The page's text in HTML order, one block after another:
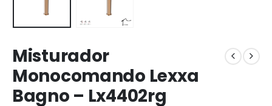
Misturador
Monocomando Lexxa
Bagno – Lx4402rg